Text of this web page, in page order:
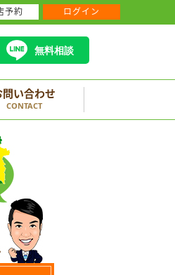
無料相談
問い合わせ
CONTACT
予約 ログイン